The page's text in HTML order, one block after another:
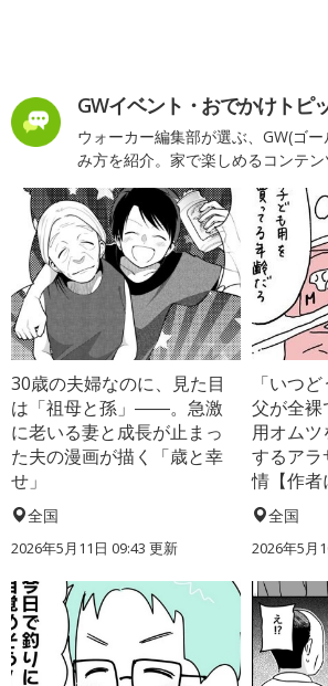
GWイベント・おでかけトピ
ウォーカー編集部が選ぶ、GW(ゴ
み方を紹介。家で楽しめるコンテン
30歳の夫婦なのに、見た目
は「祖母と孫」――。急激
に老いる妻と成長が止まっ
た夫の漫画が描く「歳と幸
せ」
全国
2026年5月11日 09:43 更新
「いつ
父が全
用オム
するアラ
情【作者
全国
2026年5月